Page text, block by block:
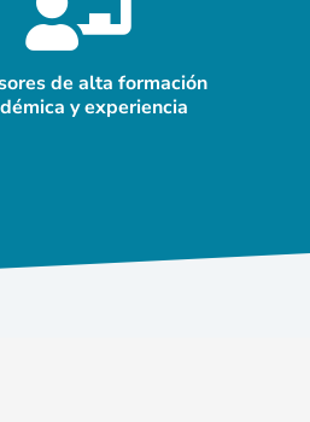
de alta formación
y experiencia